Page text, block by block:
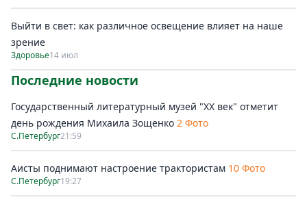
Выйти в свет: как различное освещение влияет на наше
зрение
Здоровье14 июл
Последние новости
Государственный литературный музей "ХХ век" отметит
день рождения Михаила Зощенко 2 Фото
С.Петербург21:59
Аисты поднимают настроение трактористам 10 Фото
С.Петербург19:27